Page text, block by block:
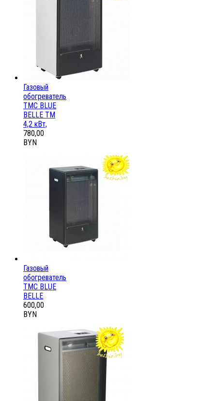
Газовый
обогреватель
ТМС BLUE
BELLE ТМ
4,2 кВт,
780,00
BYN
Газовый
обогреватель
ТМС BLUE
BELLE
600,00
BYN